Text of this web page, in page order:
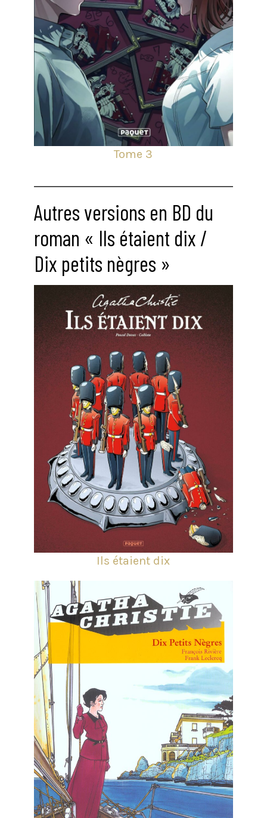
Tome 3
Autres versions en BD du
roman « Ils étaient dix /
Dix petits nègres »
Ils étaient dix